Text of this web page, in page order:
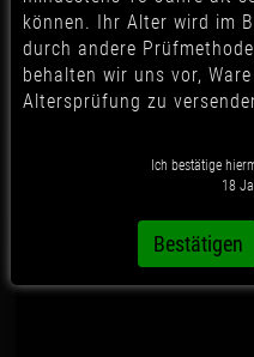
Wookah -
können. Ihr Alter wird im
durch andere
behalten wir uns vor,
Altersprüfung zu
Ich bestätige
18